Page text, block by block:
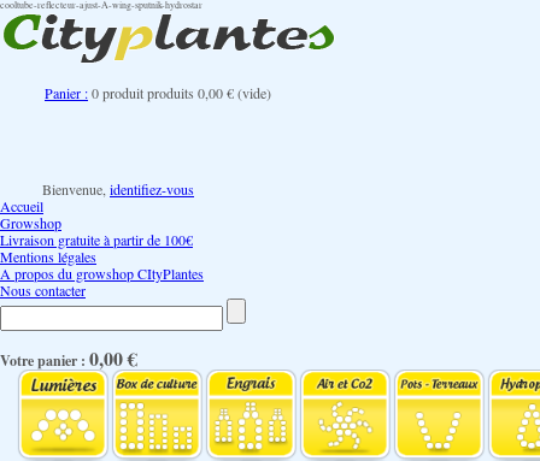
cooltube-reflecteur-ajust-A-wing-sputnik-hydrostar
Panier :0produitproduits 0,00 €(vide)
Bienvenue, identifiez-vous
Accueil
Growshop
Livraison gratuite à partir de 100€
Mentions légales
A propos du growshop CItyPlantes
Nous contacter
Votre panier : 0,00 €